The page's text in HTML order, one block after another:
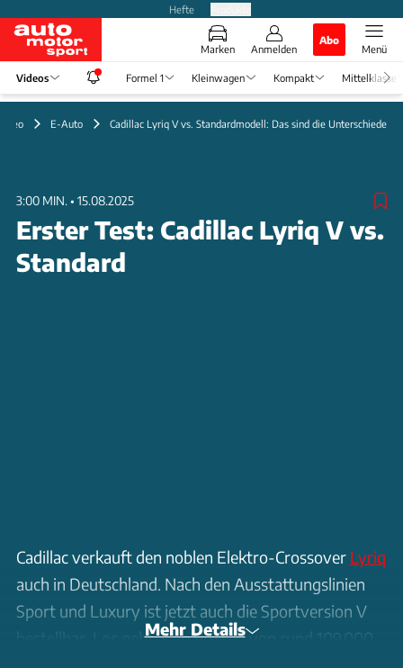
Hefte
Marken Anmelden
Abo
Menü
Videos Formel 1 Kleinwagen Kompakt Mittelklasse
E-Auto Cadillac Lyriq V vs. Standardmodell: Das sind die Unterschiede
3:00 MIN. • 15.08.2025
Erster Test: Cadillac Lyriq V vs.
Standard
Cadillac verkauft den noblen Elektro-Crossover Lyriq
auch in Deutschland. Nach den Ausstattungslinien
Sport und Luxury ist jetzt auch die Sportversion V
bestellbar. Los geht`s ab Preisen von rund 109.000
Mehr Details